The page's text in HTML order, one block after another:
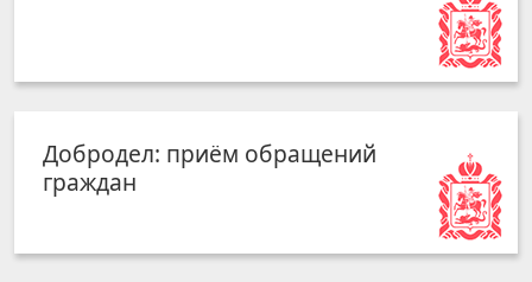
Добродел: приём обращений
граждан